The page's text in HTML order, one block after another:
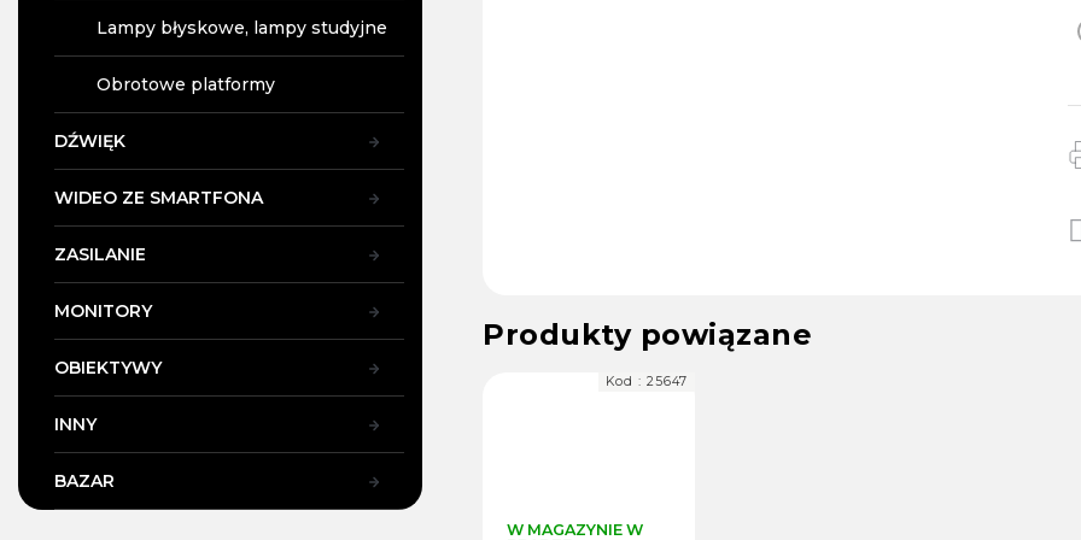
Lampy błyskowe, lampy studyjne
Obrotowe platformy
DŹWIĘK
WIDEO ZE SMARTFONA
ZASILANIE
MONITORY
OBIEKTYWY
INNY
BAZAR
Produkty powiązane
W MAGAZYNIE W
Kod : 25647